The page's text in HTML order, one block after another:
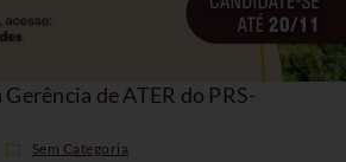
de ATER do PRS-
Sem Categoria